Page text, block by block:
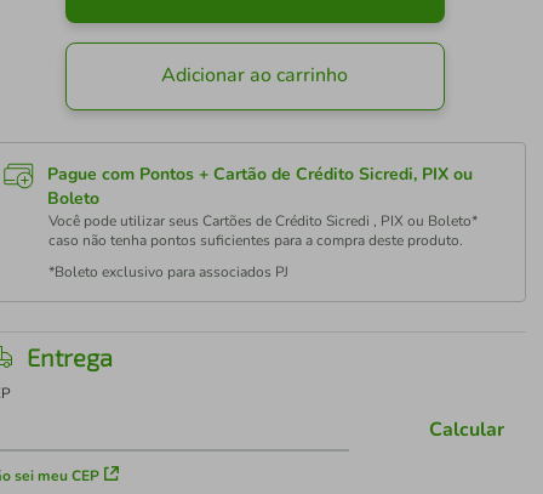
Adicionar ao carrinho
Pague com Pontos + Cartão de Crédito Sicredi, PIX ou
Boleto
Você pode utilizar seus Cartões de Crédito Sicredi , PIX ou Boleto*
caso não tenha pontos suficientes para a compra deste produto.
*Boleto exclusivo para associados PJ
Entrega
sei meu CEP
Calcular